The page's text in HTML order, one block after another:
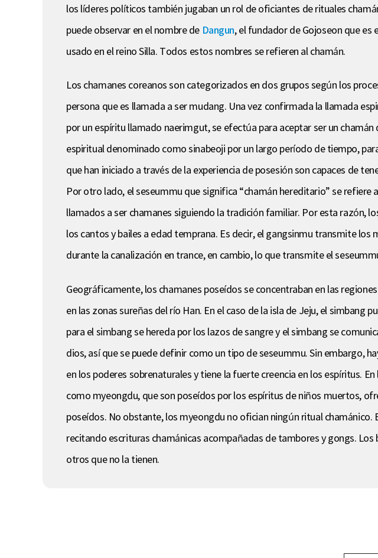
los líderes políticos también jugaban un rol de oficiantes de rituales
puede observar en el nombre de Dangun, el fundador de Gojoseon que es
usado en el reino Silla. Todos estos nombres se refieren al chamán.
Los chamanes coreanos son categorizados en dos grupos según los
persona que es llamada a ser mudang. Una vez confirmada la llamada
por un espíritu llamado naerimgut, se efectúa para aceptar ser un
espiritual denominado como sinabeoji por un largo período de tiempo,
que han iniciado a través de la experiencia de posesión son capaces de
Por otro lado, el seseummu que significa “chamán hereditario” se
llamados a ser chamanes siguiendo la tradición familiar. Por esta razón,
los cantos y bailes a edad temprana. Es decir, el gangsinmu transmite
durante la canalización en trance, en cambio, lo que transmite el
Geográficamente, los chamanes poseídos se concentraban en las
en las zonas sureñas del río Han. En el caso de la isla de Jeju, el
para el simbang se hereda por los lazos de sangre y el simbang se
dios, así que se puede definir como un tipo de seseummu. Sin embargo,
en los poderes sobrenaturales y tiene la fuerte creencia en los espíritus.
como myeongdu, que son poseídos por los espíritus de niños muertos,
poseídos. No obstante, los myeongdu no ofician ningún ritual
recitando escrituras chamánicas acompañadas de tambores y gongs.
otros que no la tienen.